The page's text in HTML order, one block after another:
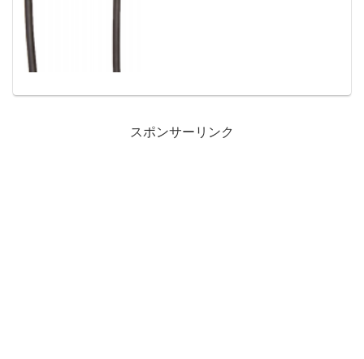
スポンサーリンク